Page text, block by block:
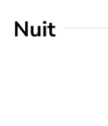
Nuit